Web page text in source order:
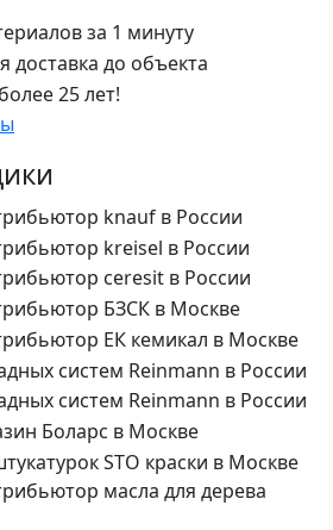
за 1 минуту
доставка до объекта
25 лет!